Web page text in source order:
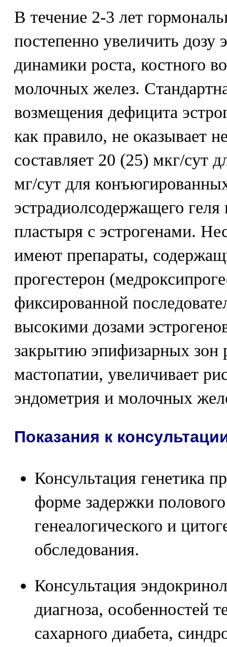
В течение 2-3 лет
постепенно увеличить дозу
динамики роста, костного
молочных желез.
возмещения дефицита
как правило, не оказывает
составляет 20 (25) мкг/сут
мг/сут для
эстрадиолсодержащего
пластыря с эстрогенами.
имеют препараты,
прогестерон
фиксированной
высокими дозами
закрытию эпифизарных зон
мастопатии, увеличивает
эндометрия и молочных
Показания к
Консультация генетика
форме задержки
генеалогического и
обследования.
Консультация
диагноза, особенностей
сахарного диабета,